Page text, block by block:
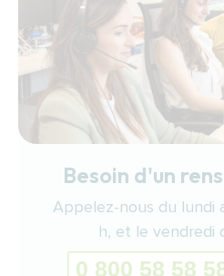
Besoin d'un
Appelez-nous du lundi
h, et le vendredi